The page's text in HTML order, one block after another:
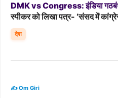
DMKvsCongress: इंडिया
स्पीकर को लिखा पत्र- ‘संसद में
देश
✍️ Om Giri